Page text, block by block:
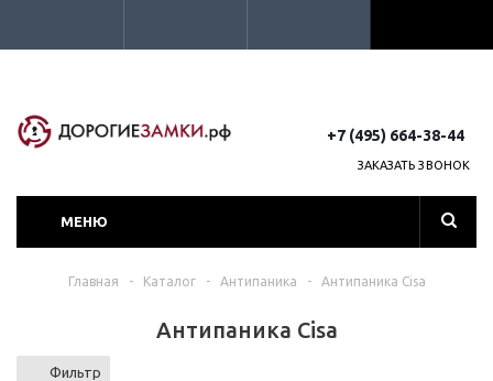
+7 (495) 664-38-44
ЗАКАЗАТЬ ЗВОНОК
МЕНЮ
Главная - Каталог - Антипаника - Антипаника Cisa
Антипаника Cisa
Фильтр